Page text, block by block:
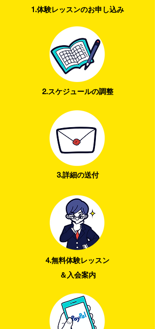
1.体験レッスンのお申し込み
2.スケジュールの調整
3.詳細の送付
4.無料体験レッスン
＆入会案内